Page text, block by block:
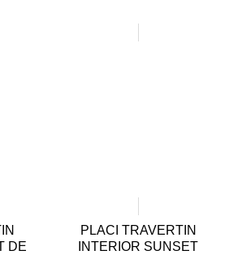
DE
PLACI TRAVERTIN
INTERIOR SUNSET